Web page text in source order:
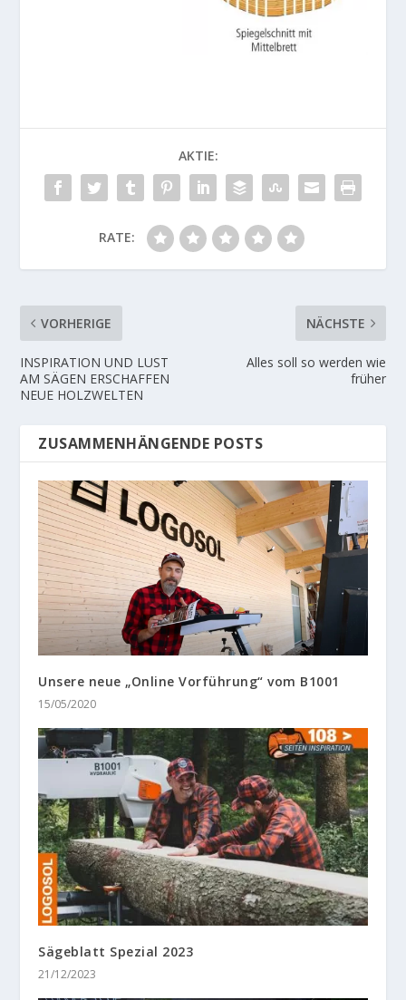
AKTIE:
RATE:
VORHERIGE
INSPIRATION UND LUST
AM SÄGEN ERSCHAFFEN
NEUE HOLZWELTEN
NÄCHSTE
Alles soll so werden wie
früher
ZUSAMMENHÄNGENDE POSTS
Unsere neue „Online Vorführung“ vom B1001
15/05/2020
Sägeblatt Spezial 2023
21/12/2023